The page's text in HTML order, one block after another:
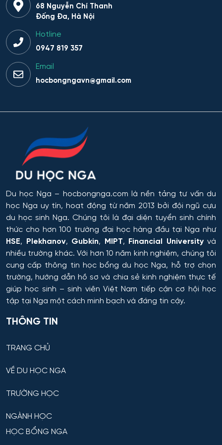
Ivanovo
Ulyanovsk
Irkutsk
Rostov
Orel
Tomsk
Krasnoyarsk
Yakutsk
Samara
Tula
Tver
Orenburg
Perm
Ufa
Bảo trì kỹ thuật và khai thác thiết bị vô tuyến điện tử
Bảo tồn và gìn giữ di sản văn hóa và thiên nhiên
Chuẩn hóa và đo lường
Chính sách công và khoa học xã hội
Các quy trình tiết kiệm năng lượng và tài nguyên
trong công nghệ hóa học, hóa dầu và công nghệ sinh
Công chứng và hoạt động công chứng
Công nghiệp sinh thái và công nghệ sinh học
Công nghệ chế biến và khai thác gỗ
Công nghệ Hóa học
Công nghệ in ấn và đóng gói sản xuất
Công nghệ laser
Công nghệ sản phẩm công nghiệp nhẹ
68 Nguyễn Chí Thanh
Đống Đa, Hà Nội
Hotline
0947 819 357
Email
hocbongngavn@gmail.com
Du học Nga – hocbongnga.com là nền tảng tư vấn du
học Nga uy tín, hoạt động từ năm 2013 bởi đội ngũ cựu
du học sinh Nga. Chúng tôi là đại diện tuyển sinh chính
thức cho hơn 100 trường đại học hàng đầu tại Nga như
HSE, Plekhanov, Gubkin, MIPT, Financial Universityvà
nhiều trường khác. Với hơn 10 năm kinh nghiệm, chúng tôi
cung cấp thông tin học bổng du học Nga, hỗ trợ chọn
trường, hướng dẫn hồ sơ và chia sẻ kinh nghiệm thực tế
giúp học sinh – sinh viên Việt Nam tiếp cận cơ hội học
tập tại Nga một cách minh bạch và đáng tin cậy.
THÔNG TIN
TRANG CHỦ
VỀ DU HỌC NGA
TRƯỜNG HỌC
NGÀNH HỌC
HỌC BỔNG NGA